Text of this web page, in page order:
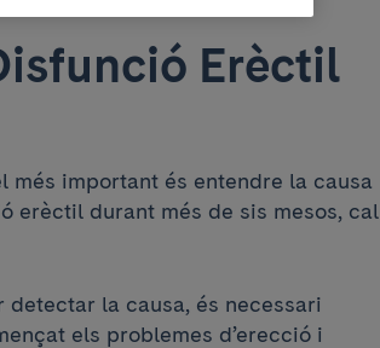
Erèctil
més important és entendre la causa
erèctil durant més de sis mesos, cal
detectar la causa, és necessari
els problemes d’erecció i